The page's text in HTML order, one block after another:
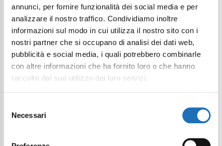
annunci, per fornire funzionalità dei social media e per
analizzare il nostro traffico. Condividiamo inoltre
informazioni sul modo in cui utilizza il nostro sito con i
nostri partner che si occupano di analisi dei dati web,
pubblicità e social media, i quali potrebbero combinarle
con altre informazioni che ha fornito loro o che hanno
raccolto dal suo utilizzo dei loro servizi.
delNecessari
Il tuo viaggio digitale dentro Cesenatico